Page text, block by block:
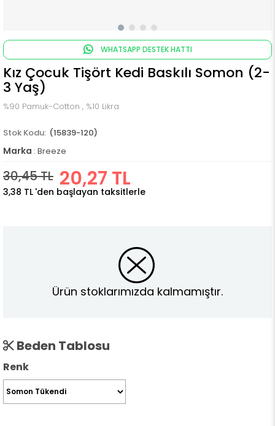
WHATSAPP DESTEK HATTI
Kız Çocuk Tişört Kedi Baskılı Somon (2-
3 Yaş)
%90 Pamuk-Cotton , %10 Likra
(15839-120)
Marka : Breeze
30,45 TL 20,27 TL
3,38 TL 'den başlayan taksitlerle
Ürün stoklarımızda kalmamıştır.
Beden Tablosu
Renk